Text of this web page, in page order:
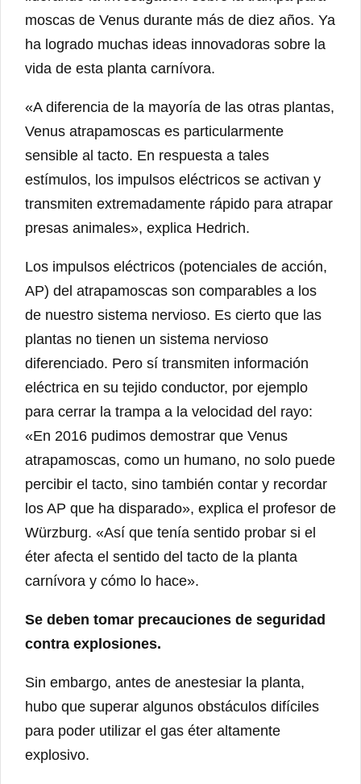
moscas de Venus durante más de diez años. Ya
ha logrado muchas ideas innovadoras sobre la
vida de esta planta carnívora.
«A diferencia de la mayoría de las otras plantas,
Venus atrapamoscas es particularmente
sensible al tacto. En respuesta a tales
estímulos, los impulsos eléctricos se activan y
transmiten extremadamente rápido para atrapar
presas animales», explica Hedrich.
Los impulsos eléctricos (potenciales de acción,
AP) del atrapamoscas son comparables a los
de nuestro sistema nervioso. Es cierto que las
plantas no tienen un sistema nervioso
diferenciado. Pero sí transmiten información
eléctrica en su tejido conductor, por ejemplo
para cerrar la trampa a la velocidad del rayo:
«En 2016 pudimos demostrar que Venus
atrapamoscas, como un humano, no solo puede
percibir el tacto, sino también contar y recordar
los AP que ha disparado», explica el profesor de
Würzburg. «Así que tenía sentido probar si el
éter afecta el sentido del tacto de la planta
carnívora y cómo lo hace».
Se deben tomar precauciones de seguridad
contra explosiones.
Sin embargo, antes de anestesiar la planta,
hubo que superar algunos obstáculos difíciles
para poder utilizar el gas éter altamente
explosivo.